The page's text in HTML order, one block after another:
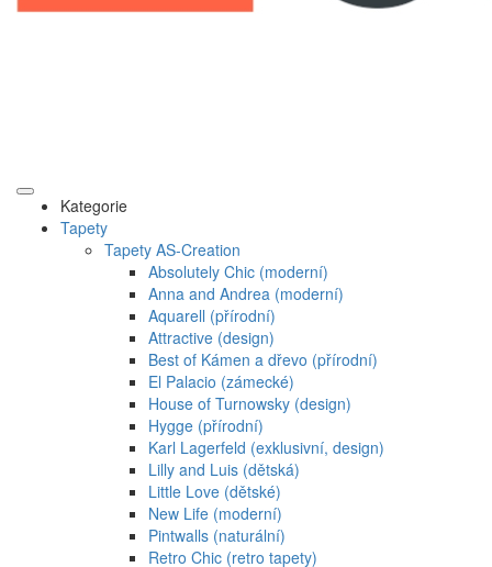
Kategorie
Tapety
Tapety AS-Creation
Absolutely Chic (moderní)
Anna and Andrea (moderní)
Aquarell (přírodní)
Attractive (design)
Best of Kámen a dřevo (přírodní)
El Palacio (zámecké)
House of Turnowsky (design)
Hygge (přírodní)
Karl Lagerfeld (exklusivní, design)
Lilly and Luis (dětská)
Little Love (dětské)
New Life (moderní)
Pintwalls (naturální)
Retro Chic (retro tapety)